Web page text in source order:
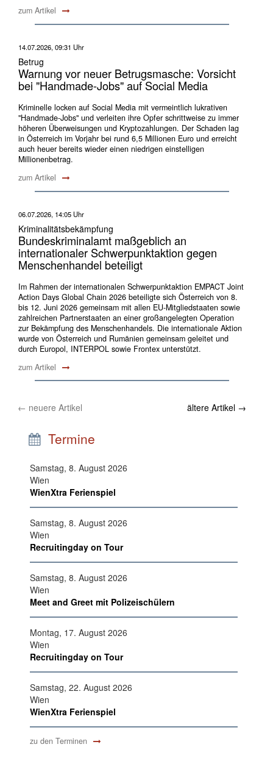
zum Artikel
14.07.2026, 09:31 Uhr
Betrug
Warnung vor neuer Betrugsmasche: Vorsicht
bei "Handmade-Jobs" auf Social Media
Kriminelle locken auf Social Media mit vermeintlich lukrativen
"Handmade-Jobs" und verleiten ihre Opfer schrittweise zu immer
höheren Überweisungen und Kryptozahlungen. Der Schaden lag
in Österreich im Vorjahr bei rund 6,5 Millionen Euro und erreicht
auch heuer bereits wieder einen niedrigen einstelligen
Millionenbetrag.
zum Artikel
06.07.2026, 14:05 Uhr
Kriminalitätsbekämpfung
Bundeskriminalamt maßgeblich an
internationaler Schwerpunktaktion gegen
Menschenhandel beteiligt
Im Rahmen der internationalen Schwerpunktaktion EMPACT Joint
Action Days Global Chain 2026 beteiligte sich Österreich von 8.
bis 12. Juni 2026 gemeinsam mit allen EU-Mitgliedstaaten sowie
zahlreichen Partnerstaaten an einer großangelegten Operation
zur Bekämpfung des Menschenhandels. Die internationale Aktion
wurde von Österreich und Rumänien gemeinsam geleitet und
durch Europol, INTERPOL sowie Frontex unterstützt.
zum Artikel
← neuere Artikel ältere Artikel →
Termine
Samstag, 8. August 2026
Wien
WienXtra Ferienspiel
Samstag, 8. August 2026
Wien
Recruitingday on Tour
Samstag, 8. August 2026
Wien
Meet and Greet mit Polizeischülern
Montag, 17. August 2026
Wien
Recruitingday on Tour
Samstag, 22. August 2026
Wien
WienXtra Ferienspiel
zu den Terminen